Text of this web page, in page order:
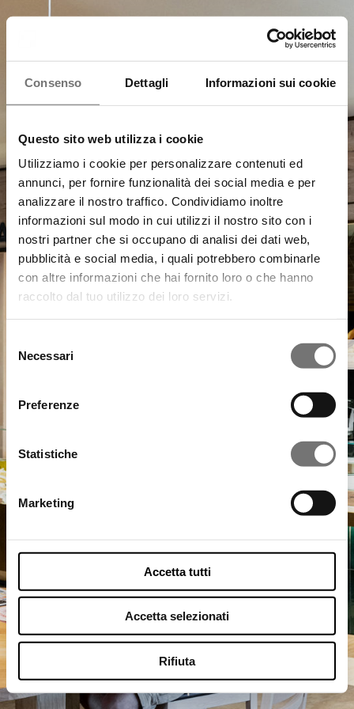
Consenso Dettagli Informazioni sui cookie
Questo sito web utilizza i cookie
Utilizziamo i cookie per personalizzare contenuti ed
annunci, per fornire funzionalità dei social media e per
analizzare il nostro traffico. Condividiamo inoltre
informazioni sul modo in cui utilizzi il nostro sito con i
nostri partner che si occupano di analisi dei dati web,
pubblicità e social media, i quali potrebbero combinarle
con altre informazioni che hai fornito loro o che hanno
raccolto dal tuo utilizzo dei loro servizi.
delNecessari
Preferenze
Statistiche
Marketing
Accetta tutti
Accetta selezionati
Rifiuta
Sclavi